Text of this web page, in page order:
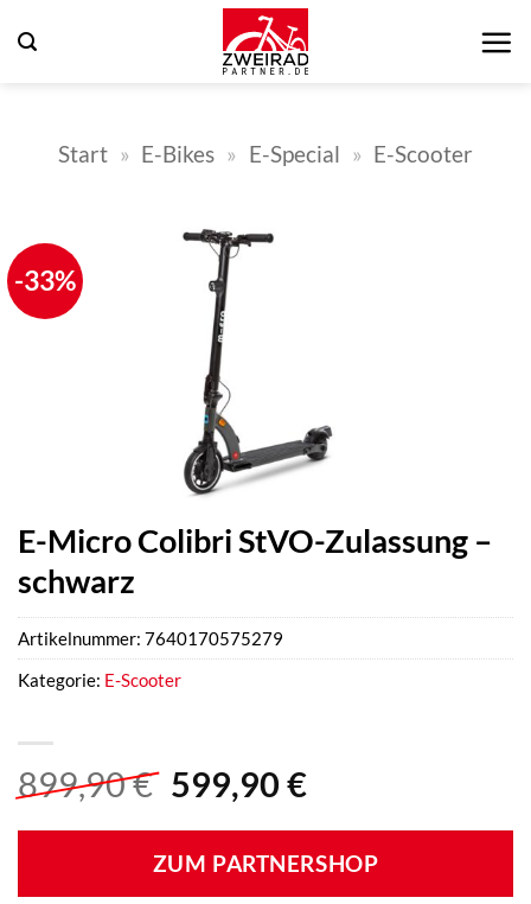
Inhalt
Start » E-Bikes » E-Special » E-Scooter
-33%
E-Micro Colibri StVO-Zulassung –
schwarz
899,90€ Ursprünglicher
Preis
war:
899,90 €
599,90 €Aktueller
ist:
599,90 €.
ZUM PARTNERSHOP
Artikelnummer: 7640170575279
Kategorie: E-Scooter